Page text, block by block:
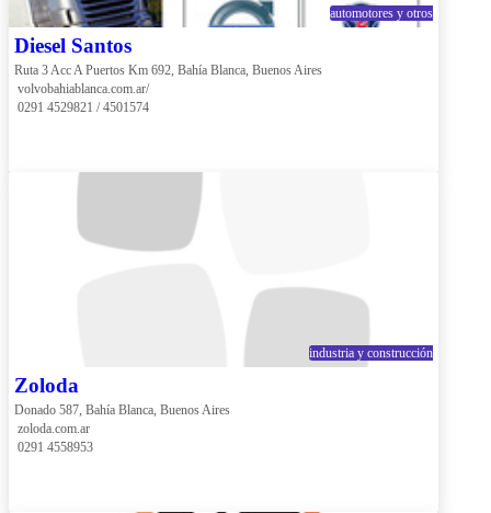
automotores y otros
Diesel Santos
Ruta 3 Acc A Puertos Km 692, Bahía Blanca, Buenos Aires
volvobahiablanca.com.ar/
0291 4529821 / 4501574
industria y construcción
Zoloda
Donado 587, Bahía Blanca, Buenos Aires
zoloda.com.ar
0291 4558953